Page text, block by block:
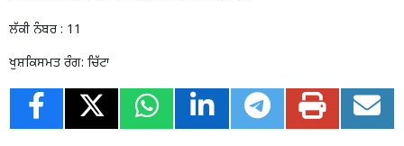
ਲੱਕੀ ਨੰਬਰ : 11
ਖੁਸ਼ਕਿਸਮਤ ਰੰਗ: ਚਿੱਟਾ